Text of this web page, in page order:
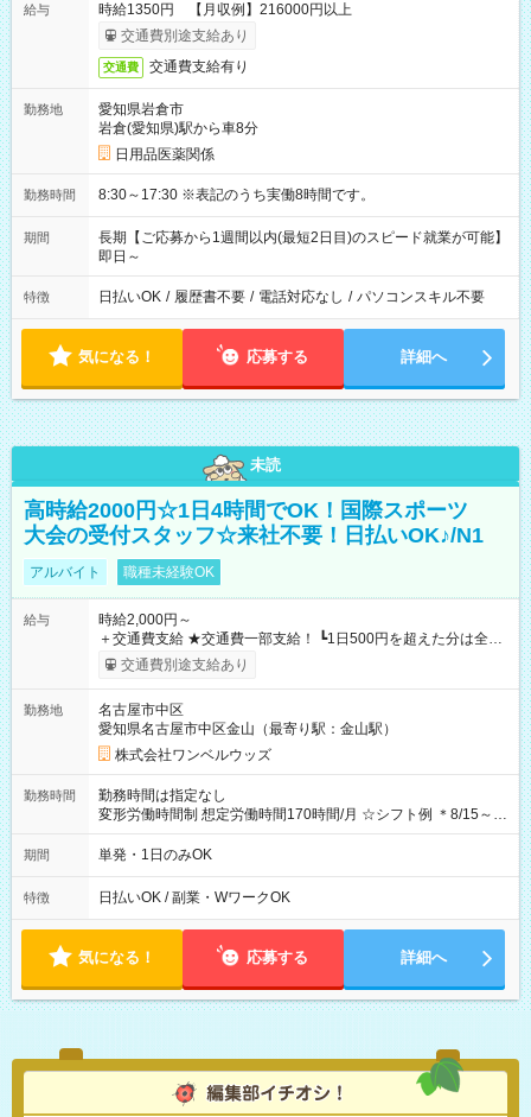
給与
時給1350円 【月収例】216000円以上
交通費別途支給あり
交通費 交通費支給有り
勤務地
愛知県岩倉市
岩倉(愛知県)駅から車8分
日用品医薬関係
勤務時間 8:30～17:30 ※表記のうち実働8時間です。
期間
長期【ご応募から1週間以内(最短2日目)のスピード就業が可能】
即日～
特徴 日払いOK / 履歴書不要 / 電話対応なし / パソコンスキル不要
気になる！ 応募する 詳細へ
未読
高時給2000円☆1日4時間でOK！国際スポーツ
大会の受付スタッフ☆来社不要！日払いOK♪/N1
アルバイト 職種未経験OK
給与
時給2,000円～
＋交通費支給 ★交通費一部支給！ ┗1日500円を超えた分は全額
支給！ ※往復500円以内の方は自己負担となります ★日払い
OK！（規定あり） ┗働いたその日に現金GET♪ お仕事後はコン
期間なし
交通費別途支給あり
勤務地
名古屋市中区
愛知県名古屋市中区金山（最寄り駅：金山駅）
株式会社ワンベルウッズ
勤務時間
勤務時間は指定なし
変形労働時間制 想定労働時間170時間/月 ☆シフト例 ＊8/15～
10/26 全日共通 08：00～12：00 17：00～21：00 ＊8/31
～9/19のみ下記シフトもあります！ 12：00～16：00 ＊9/6～
00
期間 単発・1日のみOK
特徴 日払いOK / 副業・WワークOK
気になる！ 応募する 詳細へ